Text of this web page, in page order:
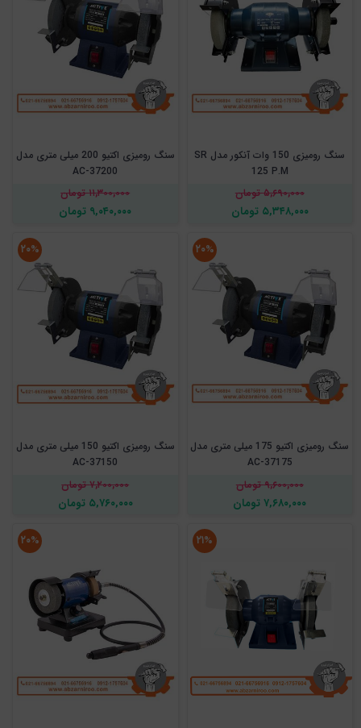
سنگ رومیزی 150 وات آنکور مدل SR
125 P.M
۵,۶۹۰,۰۰۰ تومان
۵,۳۴۸,۰۰۰ تومان
سنگ رومیزی اکتیو 200 میلی متری مدل
AC-37200
۱۱,۳۰۰,۰۰۰ تومان
۹,۰۴۰,۰۰۰ تومان
سنگ رومیزی اکتیو 175 میلی متری مدل
AC-37175
۲۰%
۹,۶۰۰,۰۰۰ تومان
۷,۶۸۰,۰۰۰ تومان
سنگ رومیزی اکتیو 150 میلی متری مدل
AC-37150
۲۰%
۷,۲۰۰,۰۰۰ تومان
۵,۷۶۰,۰۰۰ تومان
۲۱% ۲۰%